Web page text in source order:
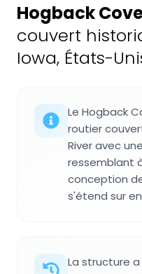
Hogback
couvert
Iowa, États-
Le Hogback
routier
River avec
ressemblant
conception
s'étend sur
La structure